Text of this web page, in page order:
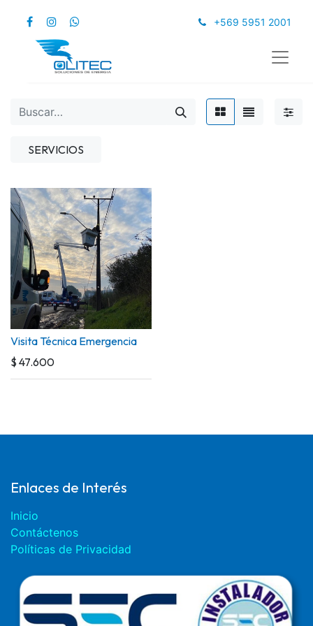
+569 5951 2001
SERVICIOS
Visita Técnica Emergencia
$ 47.600
Enlaces de Interés
Inicio
Contáctenos
Políticas de Privacidad